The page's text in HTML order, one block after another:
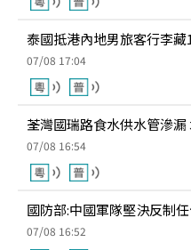
泰國抵港內地男旅客行李
07/08 17:04
荃灣國瑞路食水供水管滲
07/08 16:54
國防部:中國軍隊堅決反制
07/08 16:52